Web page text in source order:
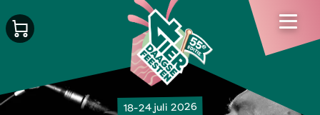
18-24 juli 2026